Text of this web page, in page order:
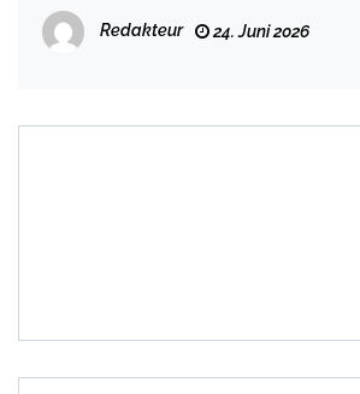
Redakteur 24. Juni 2026